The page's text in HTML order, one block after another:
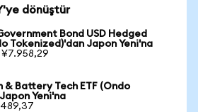
dönüştür
Bond USD Hedged
Tokenized)'dan Japon Yeni'na
¥7.958,29
& Battery Tech ETF (Ondo
Yeni'na